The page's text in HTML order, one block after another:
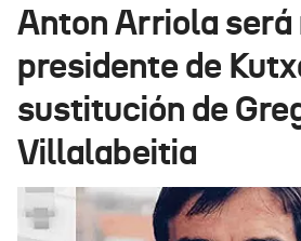
Ikusmiran
Eguraldia
Anton Arriola será
presidente de
sustitución de
Villalabeitia